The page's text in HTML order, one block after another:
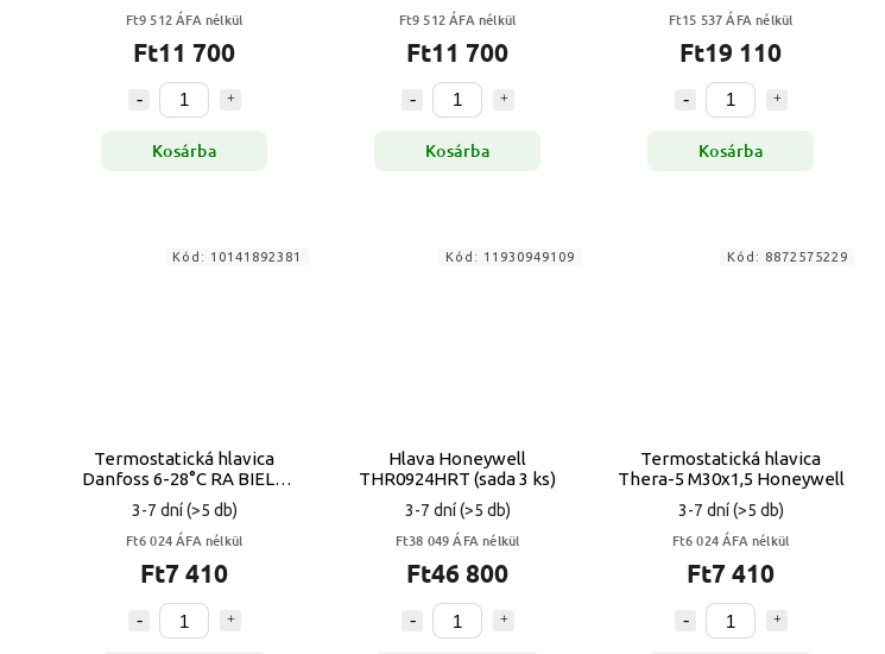
Ft9 512 ÁFA nélkül
Ft11 700
Kosárba
Ft9 512 ÁFA nélkül
Ft11 700
Kosárba
Ft15 537 ÁFA nélkül
Ft19 110
Kosárba
Termostatická hlavica
Danfoss 6-28°C RA BIELA
VYPR
3-7 dní(>5 db)
Ft6 024 ÁFA nélkül
Ft7 410
Kód: 10141892381
Hlava Honeywell
THR0924HRT (sada 3 ks)
3-7 dní(>5 db)
Ft38 049 ÁFA nélkül
Ft46 800
Kód: 11930949109
Termostatická hlavica
Thera-5 M30x1,5 Honeywell
3-7 dní(>5 db)
Ft6 024 ÁFA nélkül
Ft7 410
Kód: 8872575229